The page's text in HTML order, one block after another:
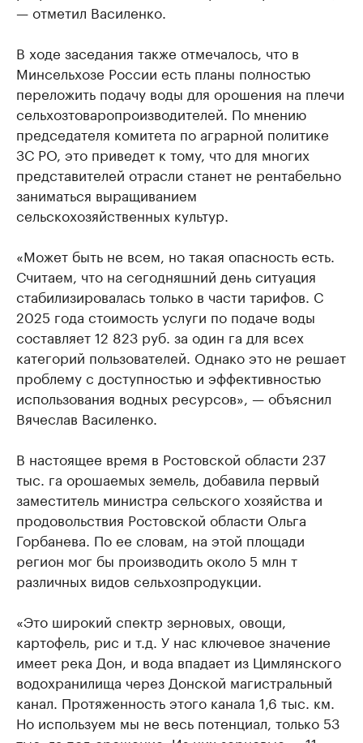
— отметил Василенко.
В ходе заседания также отмечалось, что в
Минсельхозе России есть планы полностью
переложить подачу воды для орошения на плечи
сельхозтоваропроизводителей. По мнению
председателя комитета по аграрной политике
ЗС РО, это приведет к тому, что для многих
представителей отрасли станет не рентабельно
заниматься выращиванием
сельскохозяйственных культур.
«Может быть не всем, но такая опасность есть.
Считаем, что на сегодняшний день ситуация
стабилизировалась только в части тарифов. С
2025 года стоимость услуги по подаче воды
составляет 12 823 руб. за один га для всех
категорий пользователей. Однако это не решает
проблему с доступностью и эффективностью
использования водных ресурсов», — объяснил
Вячеслав Василенко.
В настоящее время в Ростовской области 237
тыс. га орошаемых земель, добавила первый
заместитель министра сельского хозяйства и
продовольствия Ростовской области Ольга
Горбанева. По ее словам, на этой площади
регион мог бы производить около 5 млн т
различных видов сельхозпродукции.
«Это широкий спектр зерновых, овощи,
картофель, рис и т.д. У нас ключевое значение
имеет река Дон, и вода впадает из Цимлянского
водохранилища через Донской магистральный
канал. Протяженность этого канала 1,6 тыс. км.
Но используем мы не весь потенциал, только 53